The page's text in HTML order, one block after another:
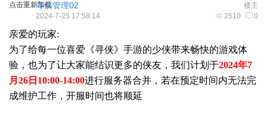
点击重新加载 楼主
寻侠管理02
2510 0
2024-7-25 17:58:14
亲爱的玩家:
为了给每一位喜爱《寻侠》手游的少侠带来畅快的游戏体
验，也为了让大家能结识更多的侠友，我们计划于2024年7
月26日10:00-14:00进行服务器合并，若在预定时间内无法完
成维护工作，开服时间也将顺延